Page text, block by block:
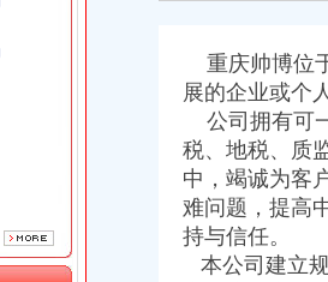
重庆帅博位
展的企业或个
公司拥有可
税、地税、质
中，竭诚为客
难问题，提高
持与信任。
本公司建立